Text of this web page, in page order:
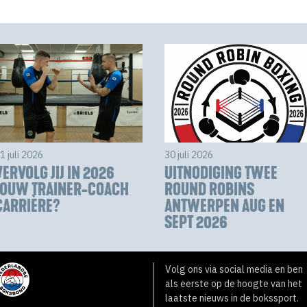
juli 2026
JIJ IN 2026
TRAINER-COACH
30 juli 2026
UITNODIGING TWEE
ROUND ROBINS
ANTWERPEN AUG EN
SEPT 2026
Volg ons via social media en ben
als eerste op de hoogte van het
laatste nieuws in de bokssport.